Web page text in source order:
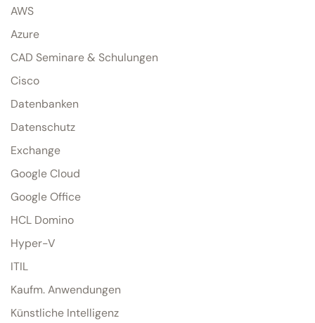
AWS
Azure
CAD Seminare & Schulungen
Cisco
Datenbanken
Datenschutz
Exchange
Google Cloud
Google Office
HCL Domino
Hyper-V
ITIL
Kaufm. Anwendungen
Künstliche Intelligenz